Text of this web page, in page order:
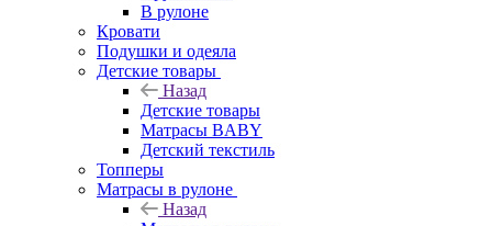
В рулоне
Кровати
Подушки и одеяла
Детские товары
Назад
Детские товары
Матрасы BABY
Детский текстиль
Топперы
Матрасы в рулоне
Назад